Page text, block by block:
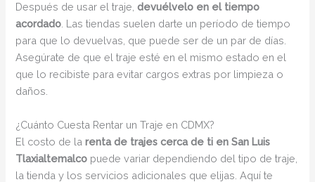
Después de usar el traje,devuélvelo en el tiempo
acordado . Las tiendas suelen darte un período de tiempo
para que lo devuelvas, que puede ser de un par de días.
Asegúrate de que el traje esté en el mismo estado en el
que lo recibiste para evitar cargos extras por limpieza o
daños.
¿Cuánto Cuesta Rentar un Traje en CDMX?
El costo de larenta de trajes cerca de ti en San Luis
Tlaxialtemalco puede variar dependiendo del tipo de traje,
la tienda y los servicios adicionales que elijas. Aquí te